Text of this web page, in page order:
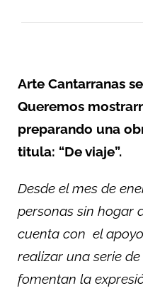
Arte Cantarranas
Queremos
preparando una
titula: “De viaje”.
Desde el mes de
personas sin hogar
cuenta con el
realizar una serie
fomentan la